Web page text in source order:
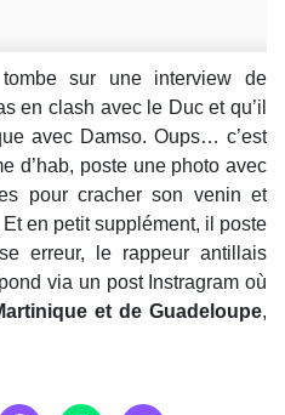
tombe sur une interview de
en clash avec le Duc et qu’il
avec Damso. Oups… c’est
d’hab, poste une photo avec
pour cracher son venin et
en petit supplément, il poste
erreur, le rappeur antillais
via un post Instragram où
et de Guadeloupe,